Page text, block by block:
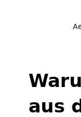
aus